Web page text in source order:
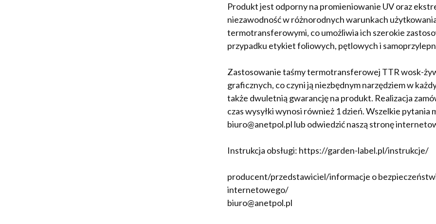
Produkt jest odporny na promieniowanie UV oraz
niezawodność w różnorodnych warunkach
termotransferowymi, co umożliwia ich szerokie
przypadku etykiet foliowych, pętlowych i
Zastosowanie taśmy termotransferowej TTR wosk-
graficznych, co czyni ją niezbędnym narzędziem w
także dwuletnią gwarancję na produkt. Realizacja
czas wysyłki wynosi również 1 dzień. Wszelkie
biuro@anetpol.pl lub odwiedzić naszą stronę
Instrukcja obsługi: https://garden-label.pl/instrukcje/
producent/przedstawiciel/informacje o
internetowego/
biuro@anetpol.pl